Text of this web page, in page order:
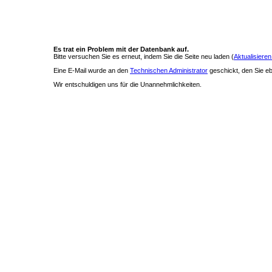
Es trat ein Problem mit der Datenbank auf.
Bitte versuchen Sie es erneut, indem Sie die Seite neu laden (
Eine E-Mail wurde an den Technischen Administrator geschickt, den Sie
Wir entschuldigen uns für die Unannehmlichkeiten.